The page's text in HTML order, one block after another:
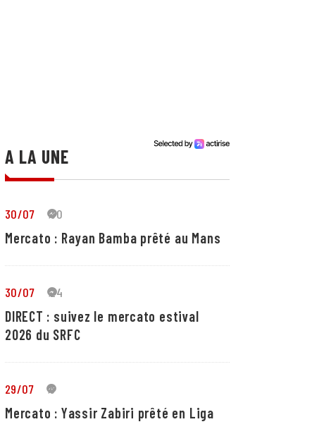
A LA UNE
30/07 30
Mercato : Rayan Bamba prêté au Mans
30/07 24
DIRECT : suivez le mercato estival
2026 du SRFC
29/07 5
Mercato : Yassir Zabiri prêté en Liga